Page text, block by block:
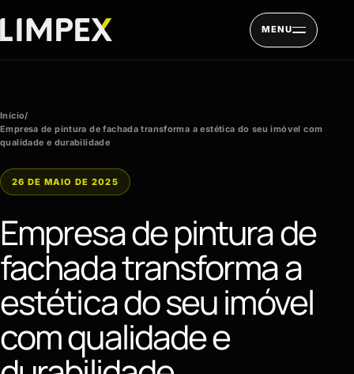
MENU
Início/
Empresa de pintura de fachada transforma a estética do seu imóvel com
qualidade e durabilidade
26 DE MAIO DE 2025
Empresa de pintura de
fachada transforma a
estética do seu imóvel
com qualidade e